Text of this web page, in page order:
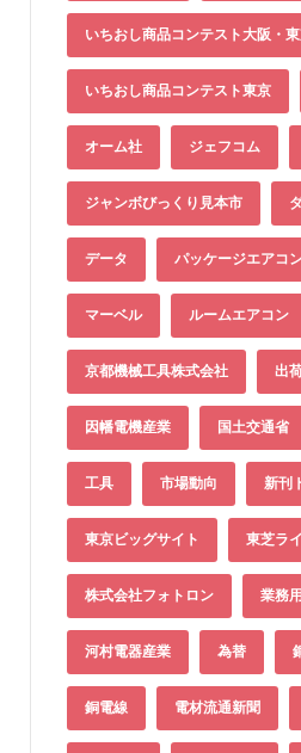
いちおし商品コンテスト大阪・
いちおし商品コンテスト東京
オーム社 ジェフコム
ジャンボびっくり見本市
データ パッケージエアコ
マーベル ルームエアコン
京都機械工具株式会社 出
因幡電機産業 国土交通省
工具 市場動向 新刊
東京ビッグサイト 東芝ラ
株式会社フォトロン 業務
河村電器産業 為替
銅電線 電材流通新聞